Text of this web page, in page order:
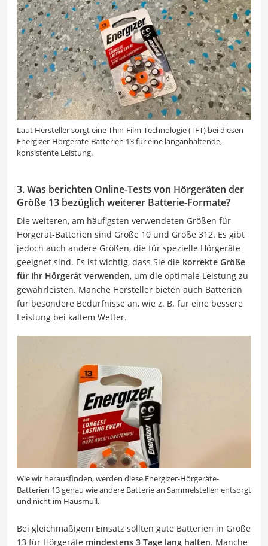
Laut Hersteller sorgt eine Thin-Film-Technologie (TFT) bei diesen
Energizer-Hörgeräte-Batterien 13 für eine langanhaltende,
konsistente Leistung.
3. Was berichten Online-Tests von Hörgeräten der
Größe 13 bezüglich weiterer Batterie-Formate?
Die weiteren, am häufigsten verwendeten Größen für
Hörgerät-Batterien sind Größe 10 und Größe 312. Es gibt
jedoch auch andere Größen, die für spezielle Hörgeräte
geeignet sind. Es ist wichtig, dass Sie die korrekte Größe
für Ihr Hörgerät verwenden, um die optimale Leistung zu
gewährleisten. Manche Hersteller bieten auch Batterien
für besondere Bedürfnisse an, wie z. B. für eine bessere
Leistung bei kaltem Wetter.
Wie wir herausfinden, werden diese Energizer-Hörgeräte-
Batterien 13 genau wie andere Batterie an Sammelstellen entsorgt
und nicht im Hausmüll.
Bei gleichmäßigem Einsatz sollten gute Batterien in Größe
13 für Hörgeräte mindestens 3 Tage lang halten. Manche